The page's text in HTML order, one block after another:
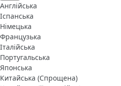
Англійська
Іспанська
Німецька
Французька
Італійська
Португальська
Японська
Китайська (Спрощена)